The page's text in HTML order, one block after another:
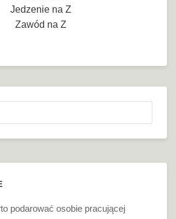
Jedzenie na Z
Zawód na Z
podarować osobie pracującej